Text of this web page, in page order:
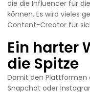
die die Influencer für
können. Es wird vieles
Content-Creator für
Ein harter
die Spitze
Damit den Plattformen
Snapchat oder